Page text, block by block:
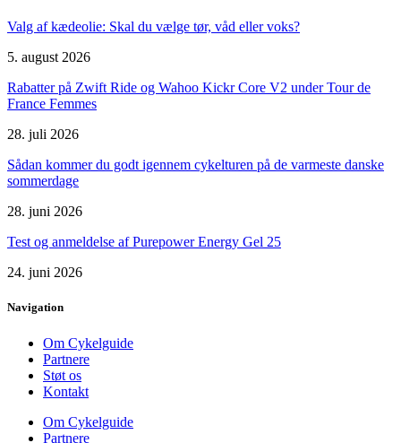
Valg af kædeolie: Skal du vælge tør, våd eller voks?
5. august 2026
Rabatter på Zwift Ride og Wahoo Kickr Core V2 under Tour de
France Femmes
28. juli 2026
Sådan kommer du godt igennem cykelturen på de varmeste danske
sommerdage
28. juni 2026
Test og anmeldelse af Purepower Energy Gel 25
24. juni 2026
Navigation
Om Cykelguide
Partnere
Støt os
Kontakt
Om Cykelguide
Partnere